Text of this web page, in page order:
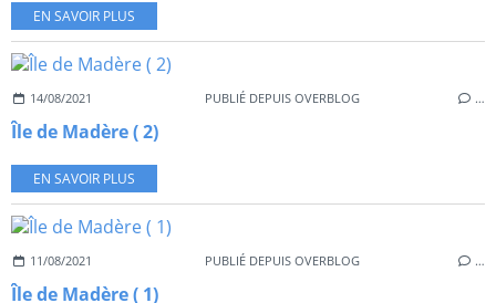
EN SAVOIR PLUS
14/08/2021 PUBLIÉ DEPUIS OVERBLOG …
Île de Madère ( 2)
EN SAVOIR PLUS
11/08/2021 PUBLIÉ DEPUIS OVERBLOG …
Île de Madère ( 1)